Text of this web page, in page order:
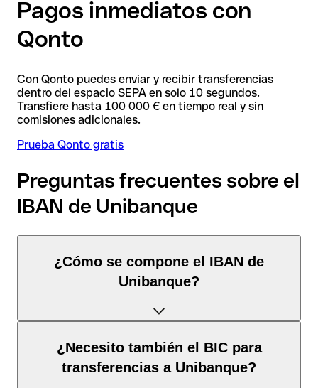
Pagos inmediatos con
Qonto
Con Qonto puedes enviar y recibir transferencias
dentro del espacio SEPA en solo 10 segundos.
Transfiere hasta 100 000 € en tiempo real y sin
comisiones adicionales.
Prueba Qonto gratis
Preguntas frecuentes sobre el
IBAN de Unibanque
¿Cómo se compone el IBAN de
Unibanque?
compone detres elementos:
¿Necesito también el BIC para
transferencias a Unibanque?